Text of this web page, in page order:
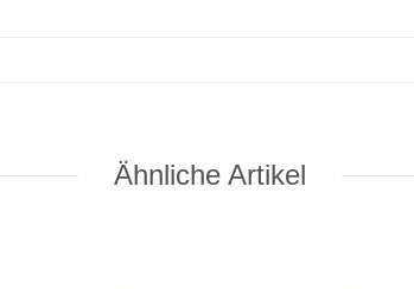
Ähnliche Artikel